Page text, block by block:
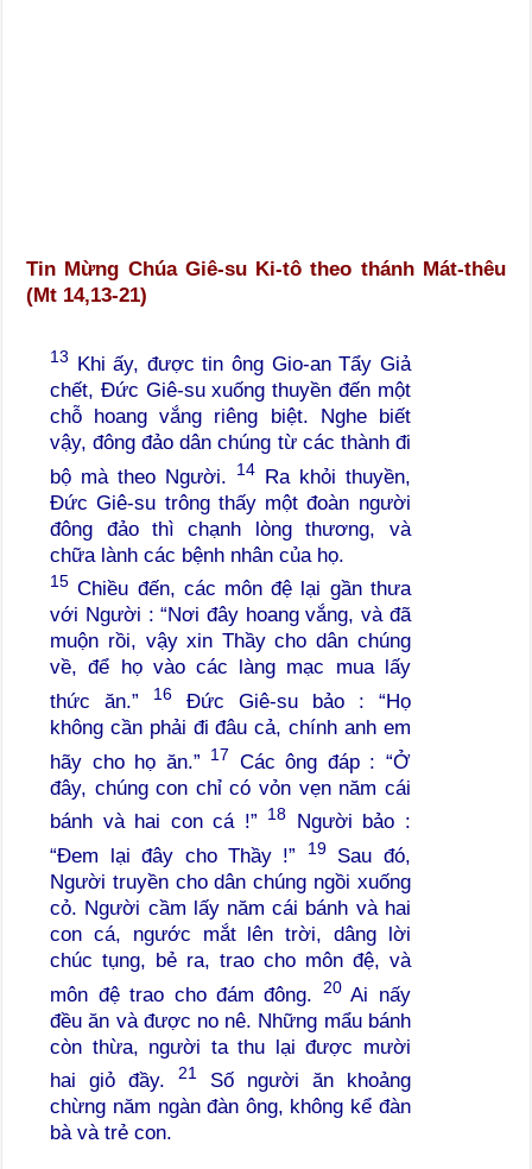
Tin Mừng Chúa Giê-su Ki-tô theo thánh Mát-thêu
(Mt 14,13-21)
13
Khi ấy, được tin ông Gio-an Tẩy Giả
chết, Đức Giê-su xuống thuyền đến một
chỗ hoang vắng riêng biệt. Nghe biết
vậy, đông đảo dân chúng từ các thành đi
bộ mà theo Người.
14Ra khỏi thuyền,
Đức Giê-su trông thấy một đoàn người
đông đảo thì chạnh lòng thương, và
chữa lành các bệnh nhân của họ.
15 Chiều đến, các môn đệ lại gần thưa
với Người : “Nơi đây hoang vắng, và đã
muộn rồi, vậy xin Thầy cho dân chúng
về, để họ vào các làng mạc mua lấy
thức ăn.”
16
Đức Giê-su bảo : “Họ
không cần phải đi đâu cả, chính anh em
hãy cho họ ăn.”
17
Các ông đáp : “Ở
đây, chúng con chỉ có vỏn vẹn năm cái
bánh và hai con cá !”
18
Người bảo :
“Đem lại đây cho Thầy !”
19Sau đó,
Người truyền cho dân chúng ngồi xuống
cỏ. Người cầm lấy năm cái bánh và hai
con cá, ngước mắt lên trời, dâng lời
chúc tụng, bẻ ra, trao cho môn đệ, và
môn đệ trao cho đám đông.
20Ai nấy
đều ăn và được no nê. Những mẩu bánh
còn thừa, người ta thu lại được mười
hai giỏ đầy.21 Số người ăn khoảng
chừng năm ngàn đàn ông, không kể đàn
bà và trẻ con.